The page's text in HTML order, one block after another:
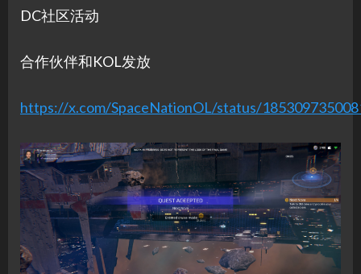
DC社区活动
合作伙伴和KOL发放
https://x.com/SpaceNationOL/status/